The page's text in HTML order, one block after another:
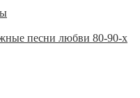
песни любви 80-90-х